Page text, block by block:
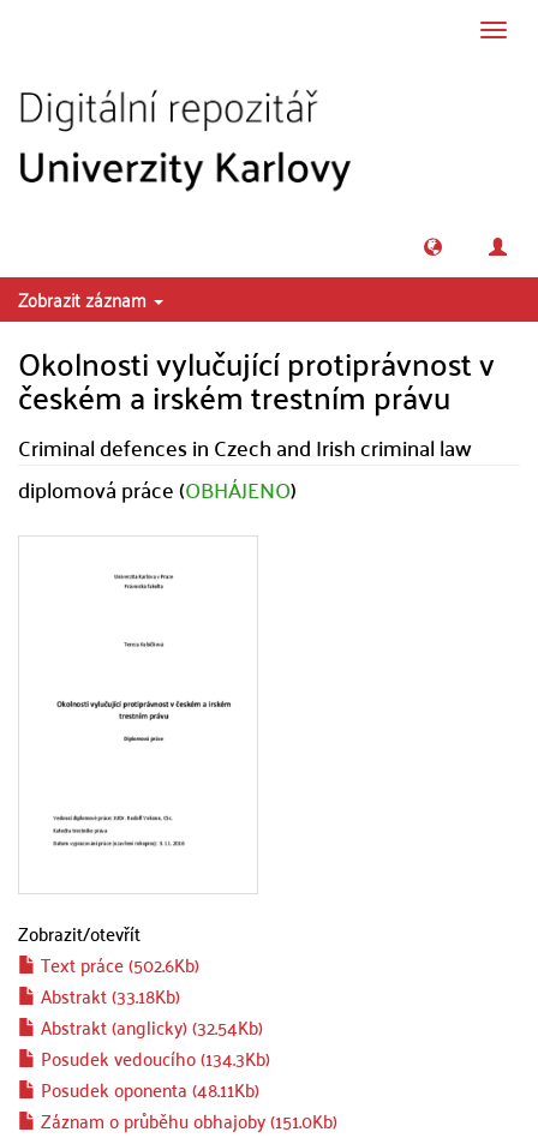
Zobrazit záznam
Okolnosti vylučující protiprávnost v
českém a irském trestním právu
Criminal defences in Czech and Irish criminal law
diplomová práce (OBHÁJENO)
Zobrazit/otevřít
Text práce (502.6Kb)
Abstrakt (33.18Kb)
Abstrakt (anglicky) (32.54Kb)
Posudek vedoucího (134.3Kb)
Posudek oponenta (48.11Kb)
Záznam o průběhu obhajoby (151.0Kb)